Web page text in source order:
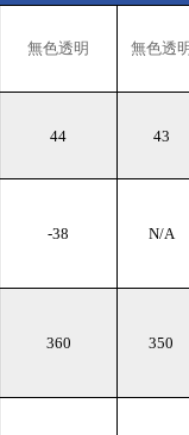
無色透明 無色透
44 43
-38 N/A
360 350